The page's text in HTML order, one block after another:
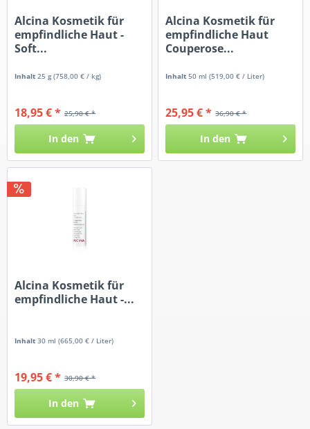
Alcina Kosmetik für
empfindliche Haut -
Soft...
Inhalt25 g(758,00 € / kg)
25,90 € *
18,95 € *
In den
Alcina Kosmetik für
empfindliche Haut
Couperose...
Inhalt50 ml(519,00 € / Liter)
36,90 € *
25,95 € *
In den
Alcina Kosmetik für
empfindliche Haut -...
Inhalt30 ml(665,00 € / Liter)
30,90 € *
19,95 € *
In den